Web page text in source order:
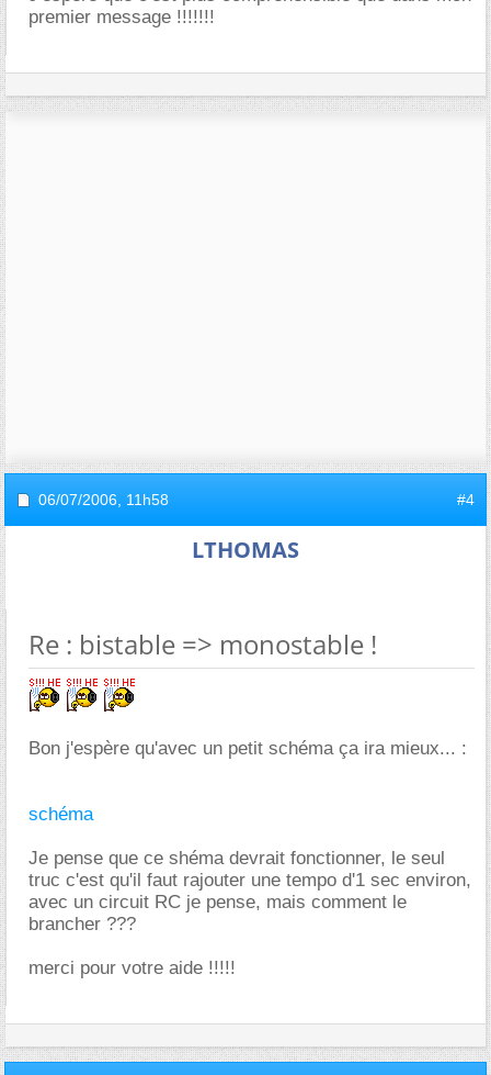
premier message !!!!!!!
06/07/2006, 11h58 #4
LTHOMAS
Re : bistable => monostable !
Bon j'espère qu'avec un petit schéma ça ira mieux... :
schéma
Je pense que ce shéma devrait fonctionner, le seul
truc c'est qu'il faut rajouter une tempo d'1 sec environ,
avec un circuit RC je pense, mais comment le
brancher ???
merci pour votre aide !!!!!